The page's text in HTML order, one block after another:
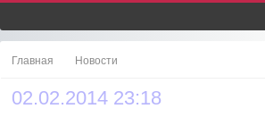
Главная Новости
02.02.2014 23:18